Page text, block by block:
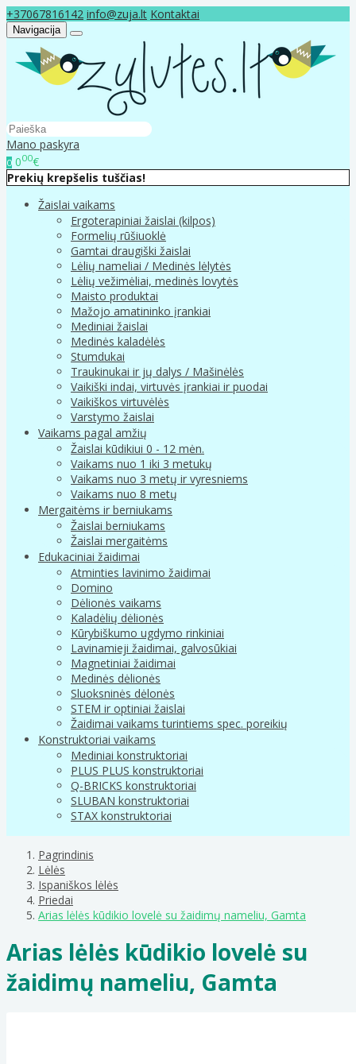
+37067816142 info@zuja.lt Kontaktai
Navigacija
Mano paskyra
0 000€
Prekių krepšelis tuščias!
Žaislai vaikams
Ergoterapiniai žaislai (kilpos)
Formelių rūšiuoklė
Gamtai draugiški žaislai
Lėlių nameliai / Medinės lėlytės
Lėlių vežimėliai, medinės lovytės
Maisto produktai
Mažojo amatininko įrankiai
Mediniai žaislai
Medinės kaladėlės
Stumdukai
Traukinukai ir jų dalys / Mašinėlės
Vaikiški indai, virtuvės įrankiai ir puodai
Vaikiškos virtuvėlės
Varstymo žaislai
Vaikams pagal amžių
Žaislai kūdikiui 0 - 12 mėn.
Vaikams nuo 1 iki 3 metukų
Vaikams nuo 3 metų ir vyresniems
Vaikams nuo 8 metų
Mergaitėms ir berniukams
Žaislai berniukams
Žaislai mergaitėms
Edukaciniai žaidimai
Atminties lavinimo žaidimai
Domino
Dėlionės vaikams
Kaladėlių dėlionės
Kūrybiškumo ugdymo rinkiniai
Lavinamieji žaidimai, galvosūkiai
Magnetiniai žaidimai
Medinės dėlionės
Sluoksninės dėlonės
STEM ir optiniai žaislai
Žaidimai vaikams turintiems spec. poreikių
Konstruktoriai vaikams
Mediniai konstruktoriai
PLUS PLUS konstruktoriai
Q-BRICKS konstruktoriai
SLUBAN konstruktoriai
STAX konstruktoriai
Pagrindinis
Lėlės
Ispaniškos lėlės
Priedai
Arias lėlės kūdikio lovelė su žaidimų nameliu, Gamta
Arias lėlės kūdikio lovelė su
žaidimų nameliu, Gamta